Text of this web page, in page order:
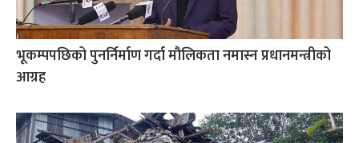
भूकम्पपछिको पुनर्निर्माण गर्दा मौलिकता नमास्न प्रधानमन्त्रीको
आग्रह